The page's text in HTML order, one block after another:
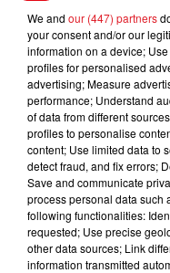
FIL D'ACTUS
15 juillet 2026
BÉTHUNE:
VOLONTAIRE EN
Selon les premiers
We and our (447) partners
your consent and/or our
information on a device;
profiles for personalised
advertising; Measure
performance; Understand
of data from different
profiles to personalise
content; Use limited data to
detect fraud, and fix errors;
Save and communicate
process personal data such
following functionalities:
requested; Use precise
other data sources; Link
information transmitted